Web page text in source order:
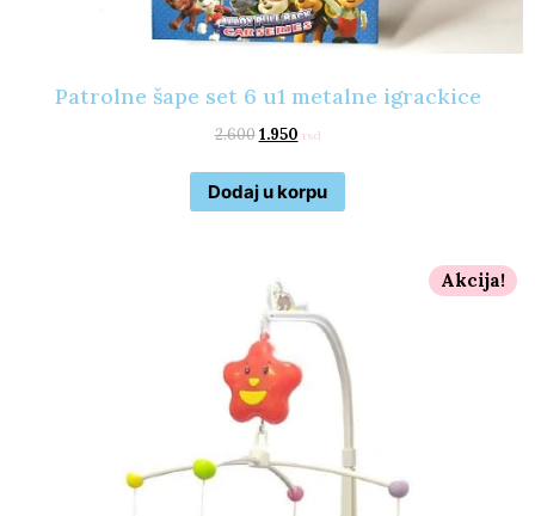
Patrolne šape set 6 u1 metalne igrackice
2.600 1.950 rsd
Dodaj u korpu
Akcija!